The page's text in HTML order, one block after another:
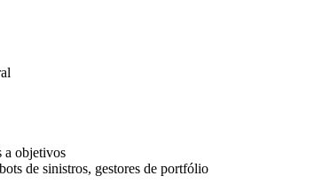
a objetivos
de sinistros, gestores de portfólio